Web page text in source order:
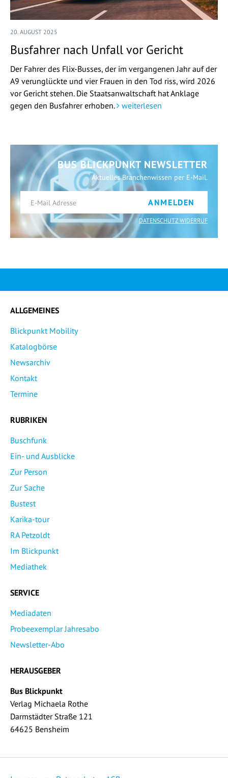
20. AUGUST 2025
Busfahrer nach Unfall vor Gericht
Der Fahrer des Flix-Busses, der im vergangenen Jahr auf der
A9 verunglückte und vier Frauen in den Tod riss, wird 2026
vor Gericht stehen. Die Staatsanwaltschaft hat Anklage
gegen den Busfahrer erhoben.
weiterlesen
BUS BLICKPUNKT NEWSLETTER
Aktuelles Branchenwissen per E-Mail.
ANMELDEN
DATENSCHUTZ WIDERRUF
ALLGEMEINES
Blickpunkt Mobility
Katalogbörse
Newsarchiv
Kontakt
Termine
RUBRIKEN
Buschfunk
Ein- und Ausblicke
Zur Person
Zur Sache
Bustest
Karika-tour
RA Petzoldt
Im Blickpunkt
Mediathek
SERVICE
Mediadaten
Probeexemplar Jahresabo
Newsletter-Abo
HERAUSGEBER
Bus Blickpunkt
Verlag Michaela Rothe
Darmstädter Straße 121
64625 Bensheim